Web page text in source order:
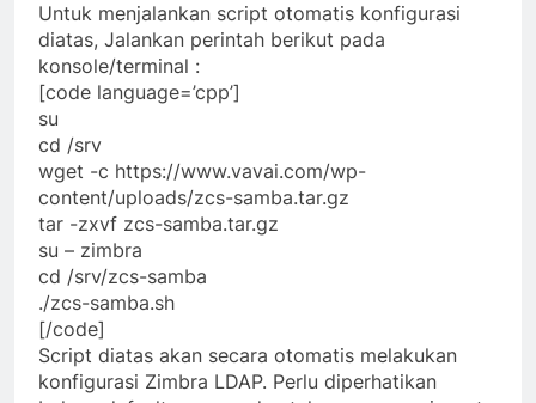
Untuk menjalankan script otomatis konfigurasi
diatas, Jalankan perintah berikut pada
konsole/terminal :
[code language=’cpp’]
su
cd /srv
wget -c https://www.vavai.com/wp-
content/uploads/zcs-samba.tar.gz
tar -zxvf zcs-samba.tar.gz
su – zimbra
cd /srv/zcs-samba
./zcs-samba.sh
[/code]
Script diatas akan secara otomatis melakukan
konfigurasi Zimbra LDAP. Perlu diperhatikan